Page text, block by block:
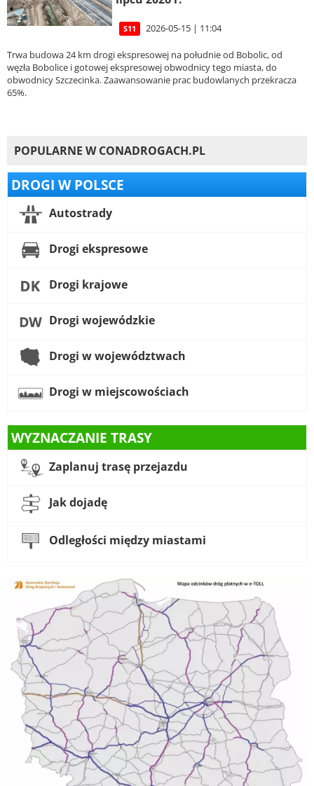
S11 2026-05-15 | 11:04
Trwa budowa 24 km drogi ekspresowej na południe od Bobolic, od
węzła Bobolice i gotowej ekspresowej obwodnicy tego miasta, do
obwodnicy Szczecinka. Zaawansowanie prac budowlanych przekracza
65%.
POPULARNE W CONADROGACH.PL
DROGI W POLSCE
Autostrady
Drogi ekspresowe
Drogi krajowe
Drogi wojewódzkie
Drogi w województwach
Drogi w miejscowościach
WYZNACZANIE TRASY
Zaplanuj trasę przejazdu
Jak dojadę
Odległości między miastami